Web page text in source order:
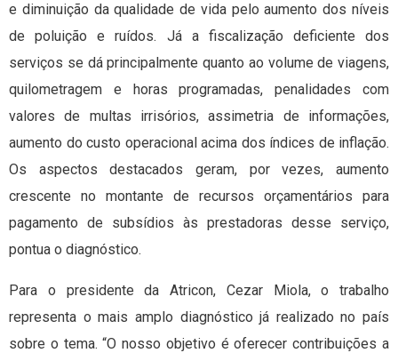
e diminuição da qualidade de vida pelo aumento dos níveis
de poluição e ruídos. Já a fiscalização deficiente dos
serviços se dá principalmente quanto ao volume de viagens,
quilometragem e horas programadas, penalidades com
valores de multas irrisórios, assimetria de informações,
aumento do custo operacional acima dos índices de inflação.
Os aspectos destacados geram, por vezes, aumento
crescente no montante de recursos orçamentários para
pagamento de subsídios às prestadoras desse serviço,
pontua o diagnóstico.
Para o presidente da Atricon, Cezar Miola, o trabalho
representa o mais amplo diagnóstico já realizado no país
sobre o tema. “O nosso objetivo é oferecer contribuições a